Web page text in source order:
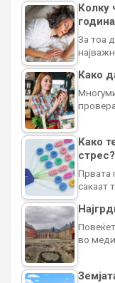
Колку
За тоа
Како
Како
стрес?
Првата
сакаат
во